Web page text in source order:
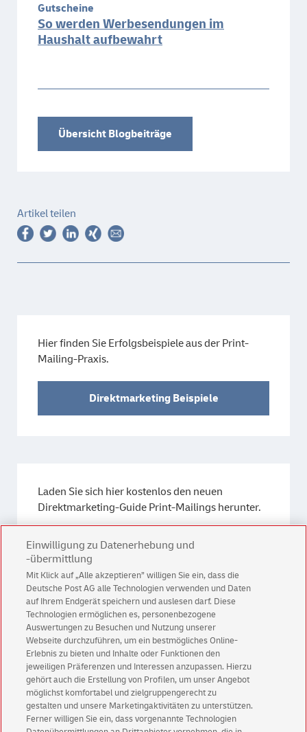
Gutscheine
So werden Werbesendungen im
Haushalt aufbewahrt
Übersicht Blogbeiträge
Artikel teilen
Hier finden Sie Erfolgsbeispiele aus der Print-
Mailing-Praxis.
Direktmarketing Beispiele
Laden Sie sich hier kostenlos den neuen
Direktmarketing-Guide Print-Mailings herunter.
Direktmarketing-Guide
Kontakt
Einwilligung zu Datenerhebung und
-übermittlung
Mit Klick auf „Alle akzeptieren” willigen Sie ein, dass die
Deutsche Post AG alle Technologien verwenden und Daten
auf Ihrem Endgerät speichern und auslesen darf. Diese
Technologien ermöglichen es, personenbezogene
Auswertungen zu Besuchen und Nutzung unserer
Webseite durchzuführen, um ein bestmögliches Online-
Erlebnis zu bieten und Inhalte oder Funktionen den
jeweiligen Präferenzen und Interessen anzupassen. Hierzu
gehört auch die Erstellung von Profilen, um unser Angebot
möglichst komfortabel und zielgruppengerecht zu
gestalten und unsere Marketingaktivitäten zu unterstützen.
Ferner willigen Sie ein, dass vorgenannte Technologien